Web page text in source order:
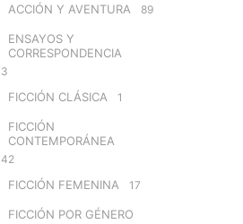
ACCIÓN Y AVENTURA 89
ENSAYOS Y
CORRESPONDENCIA
3
FICCIÓN CLÁSICA 1
FICCIÓN
CONTEMPORÁNEA
42
FICCIÓN FEMENINA 17
FICCIÓN POR GÉNERO